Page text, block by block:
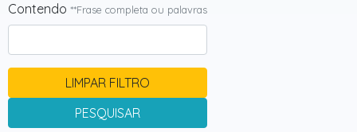
Contendo **Frase completa ou palavras
LIMPAR FILTRO
PESQUISAR